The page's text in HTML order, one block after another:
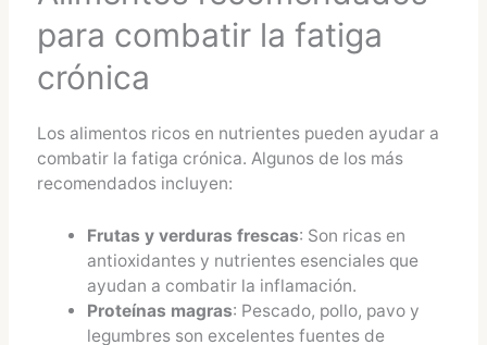
para combatir la fatiga
crónica
Los alimentos ricos en nutrientes pueden ayudar a
combatir la fatiga crónica. Algunos de los más
recomendados incluyen:
Frutas y verduras frescas: Son ricas en
antioxidantes y nutrientes esenciales que
ayudan a combatir la inflamación.
Proteínas magras: Pescado, pollo, pavo y
legumbres son excelentes fuentes de